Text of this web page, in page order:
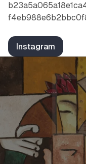
Instagram